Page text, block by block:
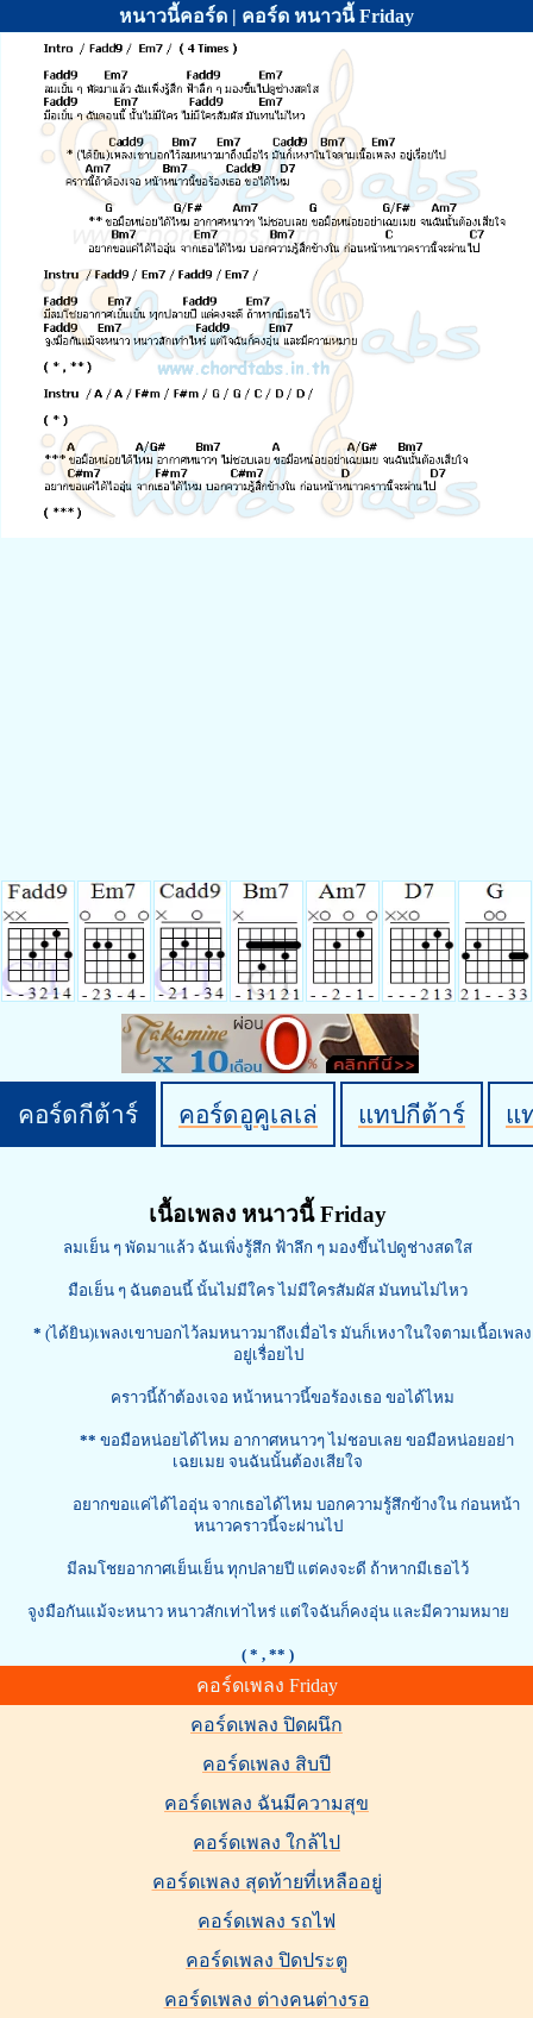
หนาวนี้คอร์ด | คอร์ด หนาวนี้ Friday
คอร์ดกีต้าร์ คอร์ดอูคูเลเล่ แทปกีต้าร์ แ
เนื้อเพลง หนาวนี้ Friday
ลมเย็น ๆ พัดมาแล้ว ฉันเพิ่งรู้สึก ฟ้าลึก ๆ มองขึ้นไปดูช่างสดใส
มือเย็น ๆ ฉันตอนนี้ นั้นไม่มีใคร ไม่มีใครสัมผัส มันทนไม่ไหว
* (ได้ยิน)เพลงเขาบอกไว้ลมหนาวมาถึงเมื่อไร มันก็เหงาในใจตามเนื้อเพลง
อยู่เรื่อยไป
คราวนี้ถ้าต้องเจอ หน้าหนาวนี้ขอร้องเธอ ขอได้ไหม
** ขอมือหน่อยได้ไหม อากาศหนาวๆ ไม่ชอบเลย ขอมือหน่อยอย่า
เฉยเมย จนฉันนั้นต้องเสียใจ
อยากขอแค่ได้ไออุ่น จากเธอได้ไหม บอกความรู้สึกข้างใน ก่อนหน้า
หนาวคราวนี้จะผ่านไป
มีลมโชยอากาศเย็นเย็น ทุกปลายปี แต่คงจะดี ถ้าหากมีเธอไว้
จูงมือกันแม้จะหนาว หนาวสักเท่าไหร่ แต่ใจฉันก็คงอุ่น และมีความหมาย
( * , ** )
คอร์ดเพลง Friday
คอร์ดเพลง ปิดผนึก
คอร์ดเพลง สิบปี
คอร์ดเพลง ฉันมีความสุข
คอร์ดเพลง ใกล้ไป
คอร์ดเพลง สุดท้ายที่เหลืออยู่
คอร์ดเพลง รถไฟ
คอร์ดเพลง ปิดประตู
คอร์ดเพลง ต่างคนต่างรอ